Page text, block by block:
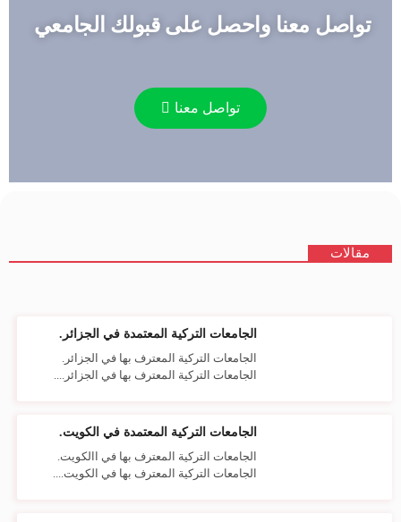
تواصل معنا واحصل على قبولك الجامعي
تواصل معنا
مقالات
الجامعات التركية المعتمدة في الجزائر.
الجامعات التركية المعترف بها في الجزائر.
الجامعات التركية المعترف بها في الجزائر....
الجامعات التركية المعتمدة في الكويت.
الجامعات التركية المعترف بها في االكويت.
الجامعات التركية المعترف بها في الكويت....